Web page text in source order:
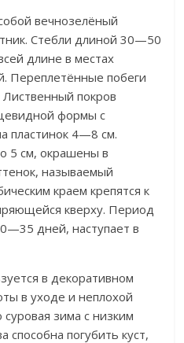
вечнозелёный
Стебли длиной 30—50
длине в местах
Переплетённые побеги
покров
формы с
пластинок 4—8 см.
5 см, окрашены в
называемый
краем крепятся к
кверху. Период
дней, наступает в
в декоративном
в уходе и неплохой
зима с низким
способна погубить куст,